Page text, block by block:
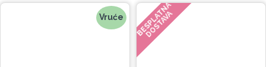
Vruće BESPLATNA
DOSTAVA